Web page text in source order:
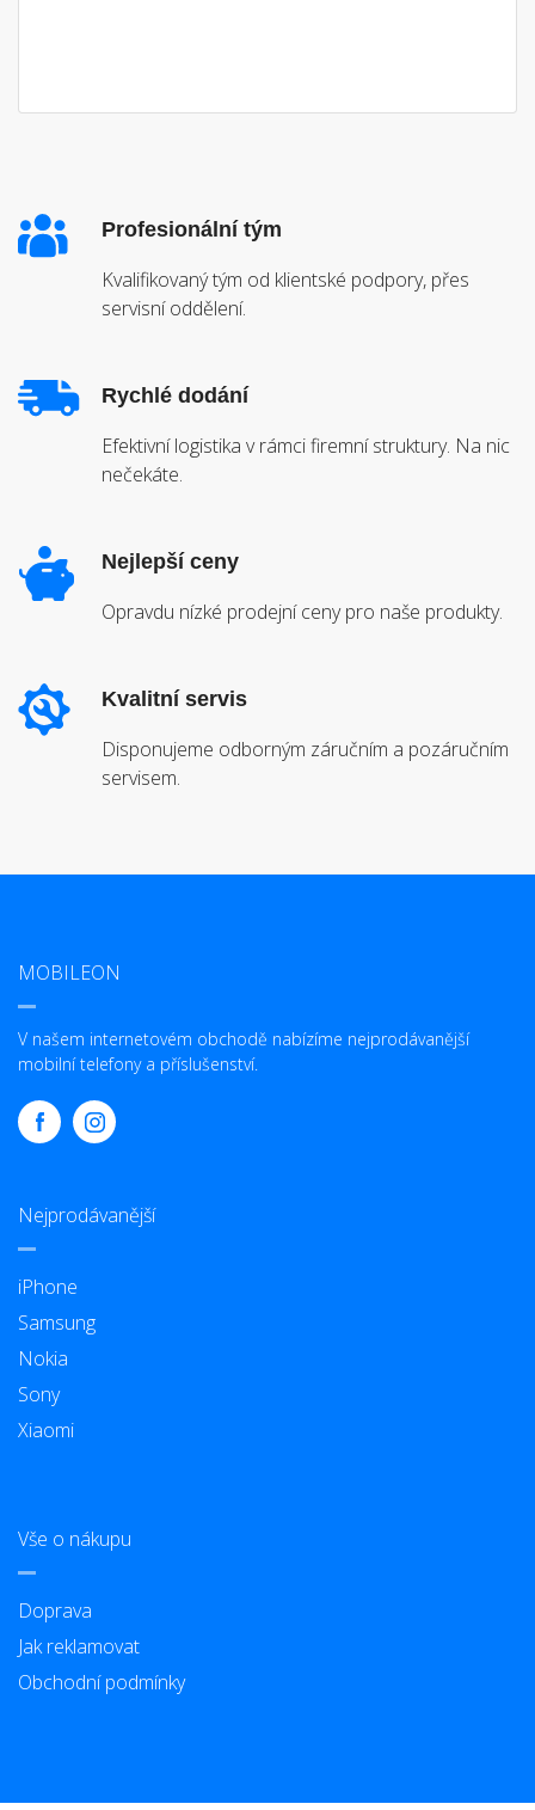
Profesionální tým
Kvalifikovaný tým od klientské podpory, přes
servisní oddělení.
Rychlé dodání
Efektivní logistika v rámci firemní struktury. Na nic
nečekáte.
Nejlepší ceny
Opravdu nízké prodejní ceny pro naše produkty.
Kvalitní servis
Disponujeme odborným záručním a pozáručním
servisem.
MOBILEON
V našem internetovém obchodě nabízíme nejprodávanější
mobilní telefony a příslušenství.
Nejprodávanější
iPhone
Samsung
Nokia
Sony
Xiaomi
Vše o nákupu
Doprava
Jak reklamovat
Obchodní podmínky